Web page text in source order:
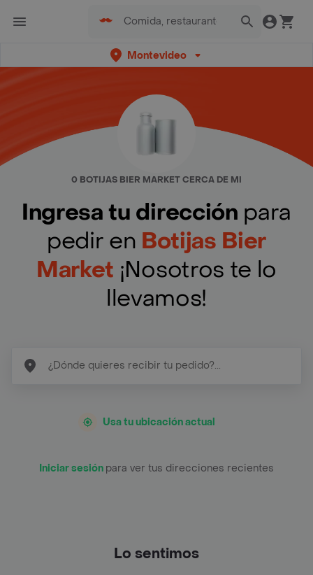
Montevideo
0 BOTIJAS BIER MARKET CERCA DE MI
Ingresa tu dirección para
pedir en Botijas Bier
Market ¡Nosotros te lo
llevamos!
Usa tu ubicación actual
Iniciar sesión para ver tus direcciones recientes
Lo sentimos